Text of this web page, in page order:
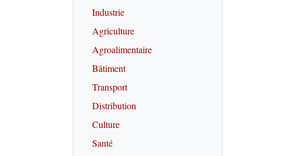
Industrie
Agriculture
Agroalimentaire
Bâtiment
Transport
Distribution
Culture
Santé